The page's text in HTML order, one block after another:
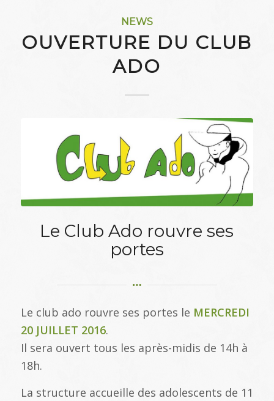
NEWS
OUVERTURE DU CLUB
ADO
Le Club Ado rouvre ses
portes
Le club ado rouvre ses portes le MERCREDI
20 JUILLET 2016.
Il sera ouvert tous les après-midis de 14h à
18h.
La structure accueille des adolescents de 11